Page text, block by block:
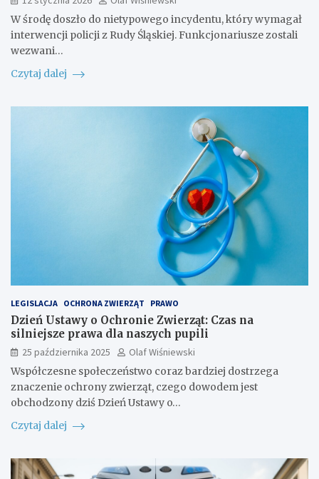
W środę doszło do nietypowego incydentu, który wymagał
interwencji policji z Rudy Śląskiej. Funkcjonariusze zostali
wezwani…
Czytaj dalej
LEGISLACJA OCHRONA ZWIERZĄT PRAWO
Dzień Ustawy o Ochronie Zwierząt: Czas na
silniejsze prawa dla naszych pupili
25 października 2025
Olaf Wiśniewski
Współczesne społeczeństwo coraz bardziej dostrzega
znaczenie ochrony zwierząt, czego dowodem jest
obchodzony dziś Dzień Ustawy o…
Czytaj dalej